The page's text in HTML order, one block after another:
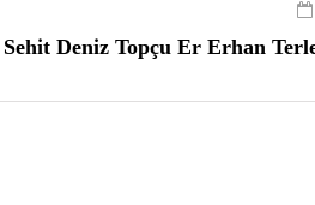
Sehit Deniz Topçu Er Erhan